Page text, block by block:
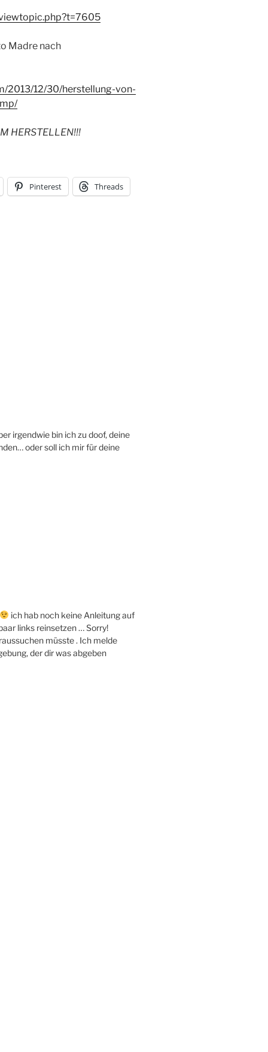
Madre nach
2013/12/30/herstellung-von-
HERSTELLEN!!!
Pinterest Threads
irgendwie bin ich zu doof, deine
oder soll ich mir für deine
ich hab noch keine Anleitung auf
links reinsetzen … Sorry!
müsste . Ich melde
der dir was abgeben